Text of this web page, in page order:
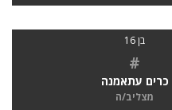
בן 16
#
כרים עתאמנה
מצליב/ה